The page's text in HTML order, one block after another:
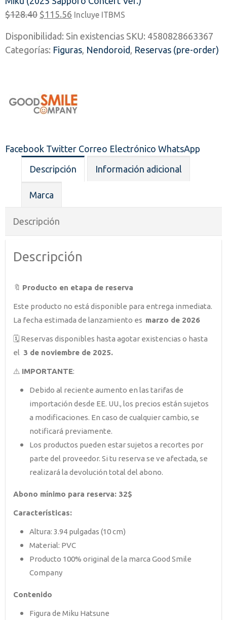
$128.40 El
original
era:
$115.56 El
actual
es:
Incluye ITBMS
Disponibilidad: Sin existencias SKU: 4580828663367
Categorías: Figuras, Nendoroid, Reservas (pre-order)
Facebook Twitter Correo Electrónico WhatsApp
Descripción
Información adicional
Marca
Descripción
Descripción
🔖 Producto en etapa de reserva
Este producto no está disponible para entrega inmediata.
La fecha estimada de lanzamiento es marzo de 2026
🗓️ Reservas disponibles hasta agotar existencias o hasta
el 3 de noviembre de 2025.
⚠️ IMPORTANTE:
Debido al reciente aumento en las tarifas de
importación desde EE. UU., los precios están sujetos
a modificaciones. En caso de cualquier cambio, se
notificará previamente.
Los productos pueden estar sujetos a recortes por
parte del proveedor. Si tu reserva se ve afectada, se
realizará la devolución total del abono.
Abono mínimo para reserva: 32$
Características:
Altura: 3.94 pulgadas (10 cm)
Material: PVC
Producto 100% original de la marca Good Smile
Company
Contenido
Figura de Miku Hatsune